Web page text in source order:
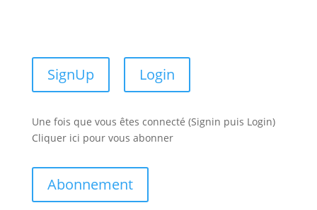
SignUp Login
Une fois que vous êtes connecté (Signin puis Login)
Cliquer ici pour vous abonner
Abonnement